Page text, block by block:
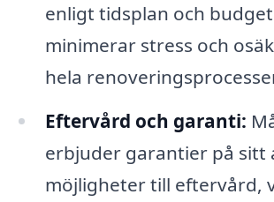
enligt tidsplan och
minimerar stress och
hela
Eftervård och garanti:
erbjuder garantier på sitt
möjligheter till eftervård,